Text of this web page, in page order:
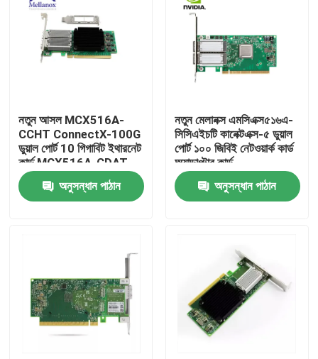
আমাদের সম্পর্কে
মান নিয়ন্ত্রণ
যোগাযোগ করুন
400G/800G অপটিক্যাল মডিউল
নতুন আসল MCX516A-
CCHT ConnectX-100G
ডুয়াল পোর্ট 10 গিগাবিট ইথারনেট
কার্ড MCX516A-CDAT
অনুসন্ধান পাঠান
নতুন মেলানক্স এমসিএক্স৫১৬এ-
সিসিএইচটি কানেক্টএক্স-৫ ডুয়াল
পোর্ট ১০০ জিবিই নেটওয়ার্ক কার্ড
অ্যাডাপ্টার কার্ড
অনুসন্ধান পাঠান